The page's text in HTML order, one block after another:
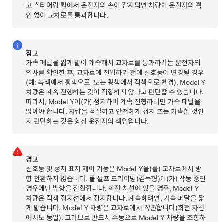
고스티어링 휠에서 운전자의 손이 감지되면 차량이 운전자의 확
인 없이 교차로를 통과합니다.
참고
가속 페달을 짧게 밟아 계속해서 교차로를 통과하려는 운전자의
의사를 확인한 후, 교차로에 진입하기 전에 신호등이 변경될 경우
(예: 녹색에서 황색으로, 또는 황색에서 적색으로 변경), Model Y
차량은 계속 진행하는 것이 적합하지 않다고 판단할 수 있습니다.
따라서, Model Y이(가) 정지하며 계속 진행하려면 가속 페달을
밟아야 합니다. 차량을 적절하고 안전하게 정지 또는 가속할 것인
지 판단하는 것은 항상 운전자의 책임입니다.
경고
신호등 및 정지 표지 제어 기능은 Model Y을(를) 교차로에서 방
향 전환하지 않습니다.풀 셀프 드라이빙(감독형)이(가) 작동 중인
경우에만 방향을 전환합니다. 회전 차선에 있을 경우, Model Y
차량은 적색 정지선에서 정지합니다. 계속하려면, 가속 페달을 짧
게 밟습니다. Model Y 차량은 교차로에서 직진합니다(회전 차선
에서도 동일). 그러므로 반드시 수동으로 Model Y 차량을 조향하